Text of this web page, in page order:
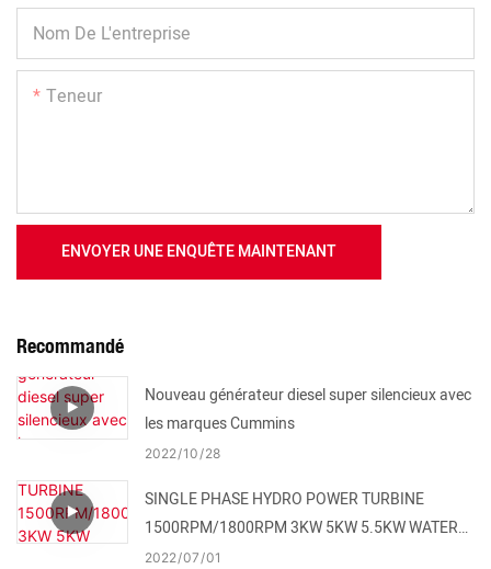
Nom De L'entreprise
Teneur
ENVOYER UNE ENQUÊTE MAINTENANT
Recommandé
Nouveau générateur diesel super silencieux avec
les marques Cummins
2022 10 28
SINGLE PHASE HYDRO POWER TURBINE
1500RPM/1800RPM 3KW 5KW 5.5KW WATER
TURBINE FOR SALE
2022 07 01